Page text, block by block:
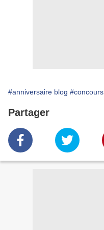
#anniversaire blog #concours
Partager